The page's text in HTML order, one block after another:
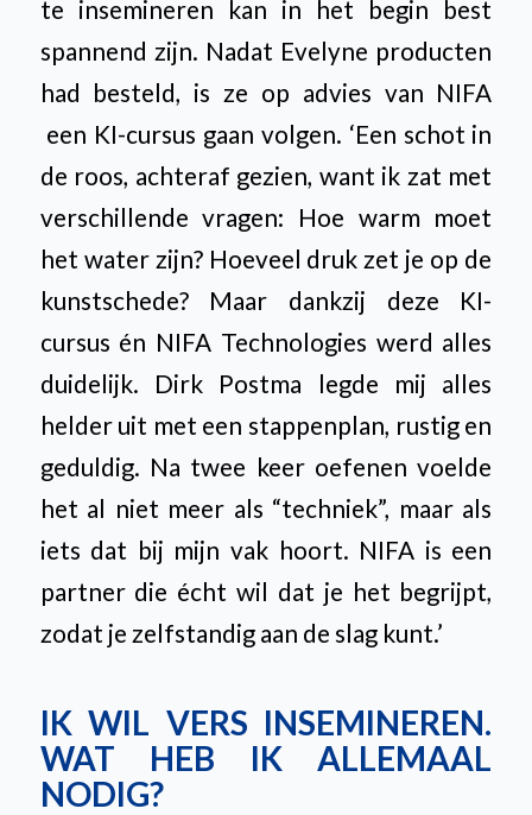
te insemineren kan in het begin best
spannend zijn. Nadat Evelyne producten
had besteld, is ze op advies van NIFA
een KI-cursus gaan volgen. ‘Een schot in
de roos, achteraf gezien, want ik zat met
verschillende vragen: Hoe warm moet
het water zijn? Hoeveel druk zet je op de
kunstschede? Maar dankzij deze KI-
cursus én NIFA Technologies werd alles
duidelijk. Dirk Postma legde mij alles
helder uit met een stappenplan, rustig en
geduldig. Na twee keer oefenen voelde
het al niet meer als “techniek”, maar als
iets dat bij mijn vak hoort. NIFA is een
partner die écht wil dat je het begrijpt,
zodat je zelfstandig aan de slag kunt.’
IK WIL VERS INSEMINEREN.
WAT HEB IK ALLEMAAL
NODIG?